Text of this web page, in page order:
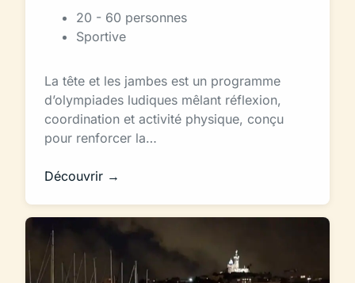
20 - 60 personnes
Sportive
La tête et les jambes est un programme
d’olympiades ludiques mêlant réflexion,
coordination et activité physique, conçu
pour renforcer la…
Découvrir →